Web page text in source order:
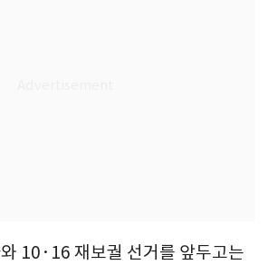
10·16 재보궐 선거를 앞두고는